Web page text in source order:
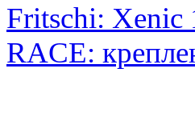
Fritschi: Xenic
RACE: